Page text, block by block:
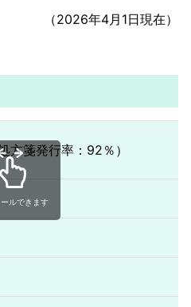
（2026年4月1日現在）
方箋発行率：92％）
ルできます